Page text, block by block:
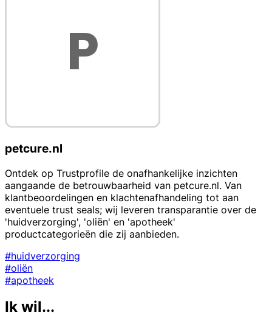
petcure.nl
Ontdek op Trustprofile de onafhankelijke inzichten
aangaande de betrouwbaarheid van petcure.nl. Van
klantbeoordelingen en klachtenafhandeling tot aan
eventuele trust seals; wij leveren transparantie over de
'huidverzorging', 'oliën' en 'apotheek'
productcategorieën die zij aanbieden.
#huidverzorging
#oliën
#apotheek
Ik wil...